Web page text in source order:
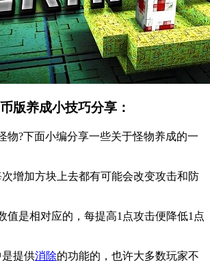
版养成小技巧分享：
?下面小编分享一些关于怪物养成的一
加方块上去都有可能会改变攻击和防
是相对应的，每提高1点攻击便降低1点
提供消除的功能的，也许大多数玩家不